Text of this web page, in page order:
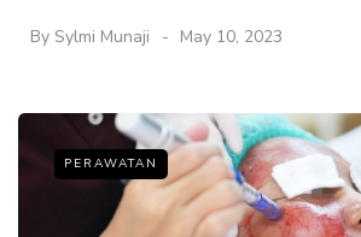
By Sylmi Munaji May 10, 2023
PERAWATAN